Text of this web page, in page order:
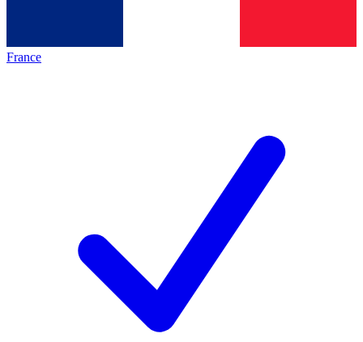
France